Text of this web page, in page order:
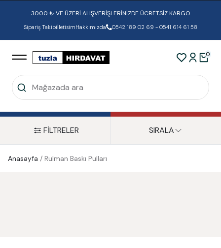
3000 ₺ VE ÜZERİ ALIŞVERİŞLERİNİZDE ÜCRETSİZ KARGO
Sipariş TakibiİletisimHakkımızda 0542 189 02 69 - 0541 614 61 58
0
FİLTRELER SIRALA
Anasayfa / Rulman Baskı Pulları